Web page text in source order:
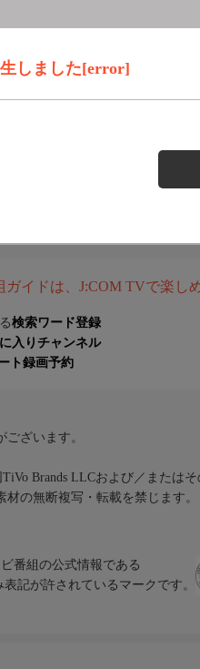
しました[error]
ガイドは、J:COM TVで楽し
検索ワード登録
入りチャンネル
ト録画予約
ざいます。
Brands LLCおよび／または
の無断複写・転載を禁じます。
番組の公式情報である
記が許されているマークです。